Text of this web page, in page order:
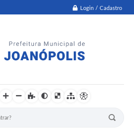
Login / Cadastro